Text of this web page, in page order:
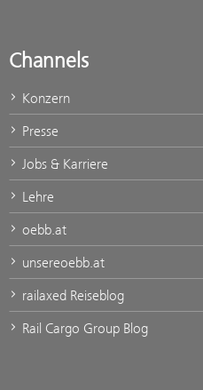
Channels
Konzern
Presse
Jobs & Karriere
Lehre
oebb.at
unsereoebb.at
railaxed Reiseblog
Rail Cargo Group Blog